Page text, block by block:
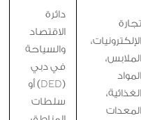
تجارة
الإلكترونيات،
الملابس،
المواد
الغذائية،
المعدات
دائرة
الاقتصاد
والسياحة
في دبي
(DED) أو
سلطات